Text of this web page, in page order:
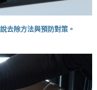
去除方法與預防對策。